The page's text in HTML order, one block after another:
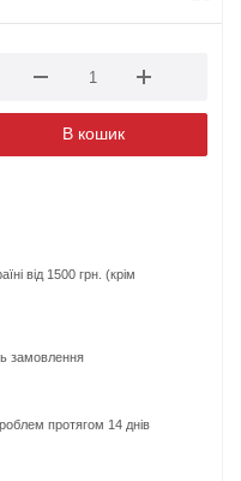
В кошик
від 1500 грн. (крім
замовлення
протягом 14 днів